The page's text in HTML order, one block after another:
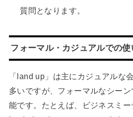
質問となります。
フォーマル・カジュアルでの使
「land up」は主にカジュアルな
多いですが、フォーマルなシー
能です。たとえば、ビジネスミ